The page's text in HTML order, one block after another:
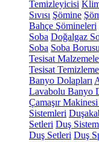
Temizleyicisi
Sıvısı Şömine
Bahçe Şömineleri
Soba Doğalgaz
Soba Soba
Tesisat
Tesisat Temizleme
Banyo Dolapları
Lavabolu Banyo
Çamaşır
Sistemleri
Setleri Duş
Duş Setleri Duş